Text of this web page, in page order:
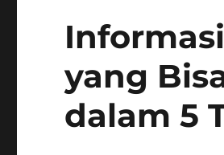
yang
dalam 5